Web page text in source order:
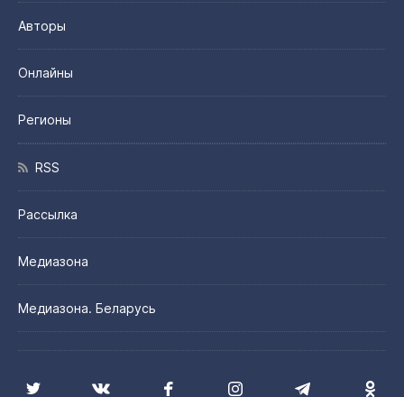
Авторы
Онлайны
Регионы
RSS
Рассылка
Медиазона
Медиазона. Беларусь